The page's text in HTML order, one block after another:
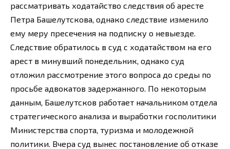
рассматривать ходатайство следствия об аресте
Петра Башелутскова, однако следствие изменило
ему меру пресечения на подписку о невыезде.
Следствие обратилось в суд с ходатайством на его
арест в минувший понедельник, однако суд
отложил рассмотрение этого вопроса до среды по
просьбе адвокатов задержанного. По некоторым
данным, Башелутсков работает начальником отдела
стратегического анализа и выработки госполитики
Министерства спорта, туризма и молодежной
политики. Вчера суд вынес постановление об отказе